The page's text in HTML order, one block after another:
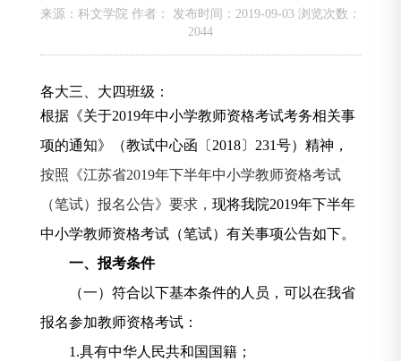
来源：科文学院 作者： 发布时间：2019-09-03 浏览次数：
2044
各大三、大四班级：
根据《关于2019年中小学教师资格考试考务相关事
项的通知》（教试中心函〔 2018〕 231号）精神，
按照《江苏省2019年下半年中小学教师资格考试
（笔试）报名公告》要求， 现将我院2019年下半年
中小学教师资格考试（笔试）有关事项公告如下。
一、报考条件
（一）符合以下基本条件的人员，可以在我省
报名参加教师资格考试：
1.具有中华人民共和国国籍；